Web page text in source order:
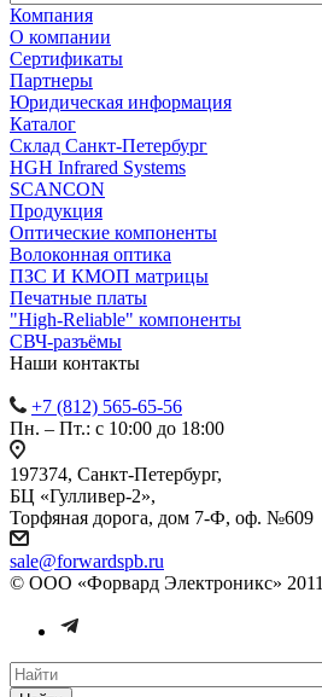
Компания
О компании
Сертификаты
Партнеры
Юридическая информация
Каталог
Cклад Санкт-Петербург
HGH Infrared Systems
SCANCON
Продукция
Оптические компоненты
Волоконная оптика
ПЗС И КМОП матрицы
Печатные платы
"High-Reliable" компоненты
СВЧ-разъёмы
Наши контакты
+7 (812) 565-65-56
Пн. – Пт.: с 10:00 до 18:00
197374, Санкт-Петербург,
БЦ «Гулливер-2»,
Торфяная дорога, дом 7-Ф, оф. №609
sale@forwardspb.ru
© ООО «Форвард Электроникс»